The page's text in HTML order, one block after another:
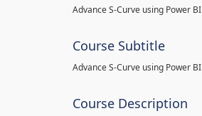
Advance S-Curve using Power BI
Course Subtitle
Advance S-Curve using Power BI
Course Description